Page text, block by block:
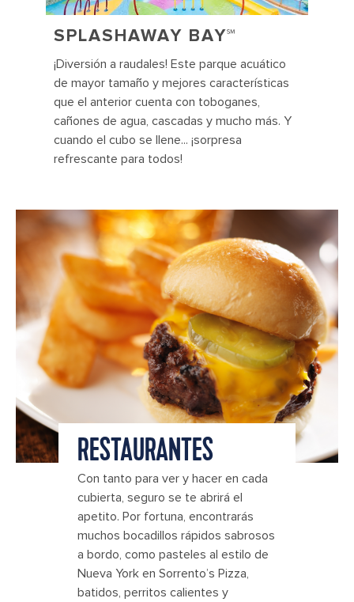
SPLASHAWAY BAY℠
¡Diversión a raudales! Este parque acuático
de mayor tamaño y mejores características
que el anterior cuenta con toboganes,
cañones de agua, cascadas y mucho más. Y
cuando el cubo se llene... ¡sorpresa
refrescante para todos!
RESTAURANTES
Con tanto para ver y hacer en cada
cubierta, seguro se te abrirá el
apetito. Por fortuna, encontrarás
muchos bocadillos rápidos sabrosos
a bordo, como pasteles al estilo de
Nueva York en Sorrento’s Pizza,
batidos, perritos calientes y